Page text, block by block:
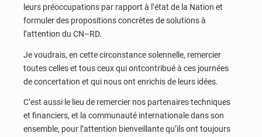
leurs préoccupations par rapport à l’état de la Nation et
formuler des propositions concrètes de solutions à
l’attention du CN–RD.
Je voudrais, en cette circonstance solennelle, remercier
toutes celles et tous ceux qui ontcontribué à ces journées
de concertation et qui nous ont enrichis de leurs idées.
C’est aussi le lieu de remercier nos partenaires techniques
et financiers, et la communauté internationale dans son
ensemble, pour l’attention bienveillante qu’ils ont toujours